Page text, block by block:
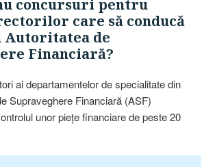
concursuri pentru
care să conducă
Autoritatea de
Financiară?
ai departamentelor de specialitate din
Supraveghere Financiară (ASF)
unor pieţe financiare de peste 20